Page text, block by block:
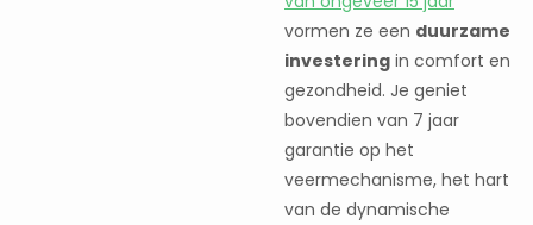
vormen ze een duurzame
investering in comfort en
gezondheid. Je geniet
bovendien van 7 jaar
garantie op het
veermechanisme, het hart
van de dynamische